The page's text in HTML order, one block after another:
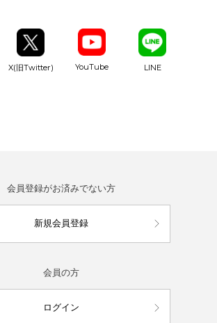
X(旧Twitter) YouTube LINE
会員登録がお済みでない方
新規会員登録
会員の方
ログイン